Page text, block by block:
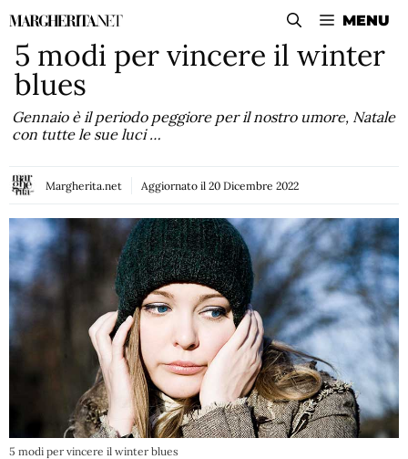
Vai
contenuto
MENU
5 modi per vincere il winter
blues
Gennaio è il periodo peggiore per il nostro umore, Natale
con tutte le sue luci …
Margherita.net Aggiornato il 20 Dicembre 2022
5 modi per vincere il winter blues